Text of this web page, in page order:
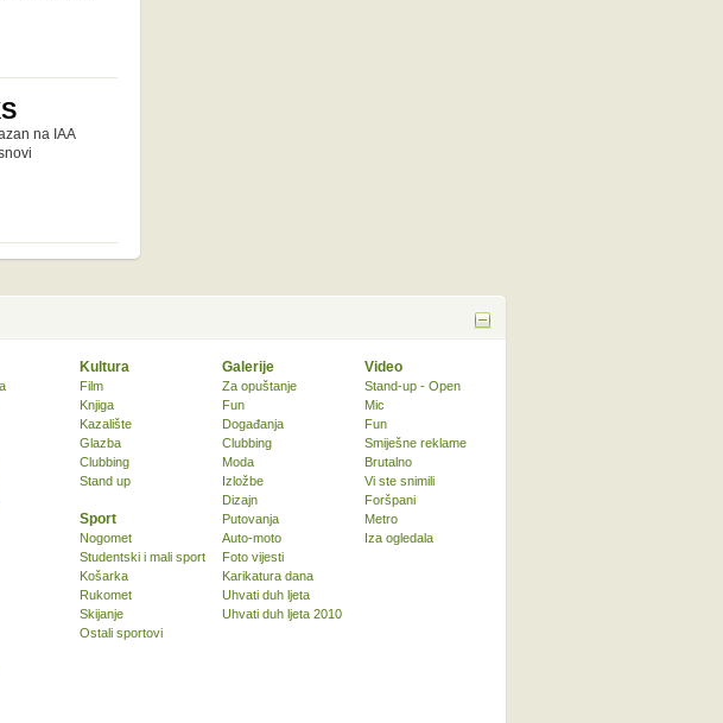
na IAA
Kultura
Film
Knjiga
Kazalište
Glazba
Clubbing
Stand up
Sport
Nogomet
Studentski i mali sport
Košarka
Rukomet
Skijanje
Ostali sportovi
Galerije
Za opuštanje
Fun
Događanja
Clubbing
Moda
Izložbe
Dizajn
Putovanja
Auto-moto
Foto vijesti
Karikatura dana
Uhvati duh ljeta
Uhvati duh ljeta 2010
Video
Stand-up - Open
Mic
Fun
Smiješne reklame
Brutalno
Vi ste snimili
Foršpani
Metro
Iza ogledala